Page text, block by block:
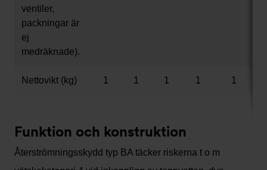
ventiler,
packningar är
ej
medräknade).
Nettovikt (kg) 1 1 1 1 1
Funktion och konstruktion
Återströmningsskydd typ BA täcker riskerna t o m